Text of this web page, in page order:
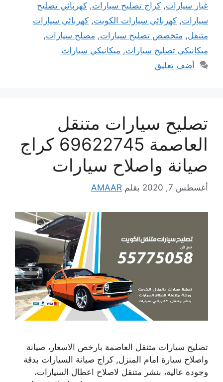
غيار سيارات, كراج تصليح سيارات, كهربائي تصليح
سيارات, كهربائي سيارات الكويت, كهربائي سيارات
متنقل, متخصص تصليح سيارات, مصلح سيارات,
ميكانيكي تصليح سيارات, ميكانيكي سيارات
أضف تعليق
تصليح سيارات متنقل
العاصمة 69622745 كراج
صيانة واصلاح سيارات
أغسطس 7, 2020 بقلم AMAAR
تصليح سيارات متنقل العاصمة بارخص الاسعار، صيانة
واصلاح سيارة امام المنزل, كراج صيانة السيارات بدقة
وجودة عالية، بنشر متنقل لاصلاح اعطال السيارات،